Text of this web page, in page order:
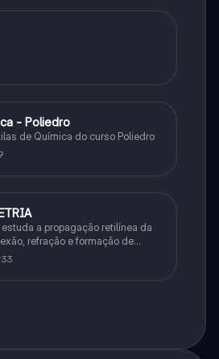
- Poliedro
de Química do curso Poliedro
a propagação retilínea da
refração e formação de
e lentes. Usa princípios como
e Fermat.
33